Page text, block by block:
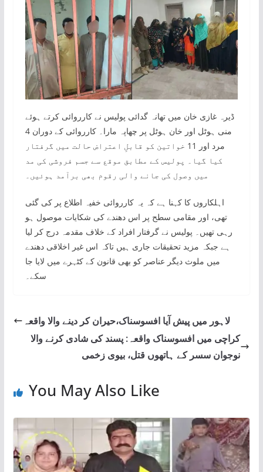
ڈیرہ غازی خان میں تھانہ گدائی پولیس نے کارروائی کرتے ہوئے
منی ہوٹل اور خان ہوٹل پر چھاپہ مارا۔ کارروائی کے دوران 4
مرد اور 11 خواتین کو قابلِ اعتراض حالت میں گرفتار
کیا گیا۔ پولیس کے مطابق موقع سے جسم فروشی کی مد
میں وصول کی جانے والی رقوم بھی برآمد ہوئیں۔
اہلکاروں کا کہنا ہے کہ یہ کارروائی خفیہ اطلاع پر کی گئی
تھی، اور مقامی سطح پر اس دھندے کی شکایات موصول ہو
رہی تھیں۔ پولیس نے گرفتار افراد کے خلاف مقدمہ درج کر لیا
ہے جبکہ مزید تحقیقات جاری ہیں تاکہ اس غیر اخلاقی دھندے
میں ملوث دیگر عناصر کو بھی قانون کے کٹہرے میں لایا جا
سکے۔
لاہور میں پیش آیا افسوسناک،حیران کر دینے والا واقعہ
کراچی میں افسوسناک واقعہ: پسند کی شادی کرنے والا
نوجوان سسر کے ہاتھوں قتل، بیوی زخمی
You May Also Like